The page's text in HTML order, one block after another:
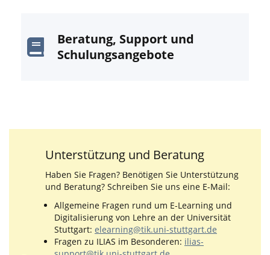
Beratung, Support und
Schulungsangebote
Unterstützung und Beratung
Haben Sie Fragen? Benötigen Sie Unterstützung
und Beratung? Schreiben Sie uns eine E-Mail:
Allgemeine Fragen rund um E-Learning und
Digitalisierung von Lehre an der Universität
Stuttgart: elearning@tik.uni-stuttgart.de
Fragen zu ILIAS im Besonderen: ilias-